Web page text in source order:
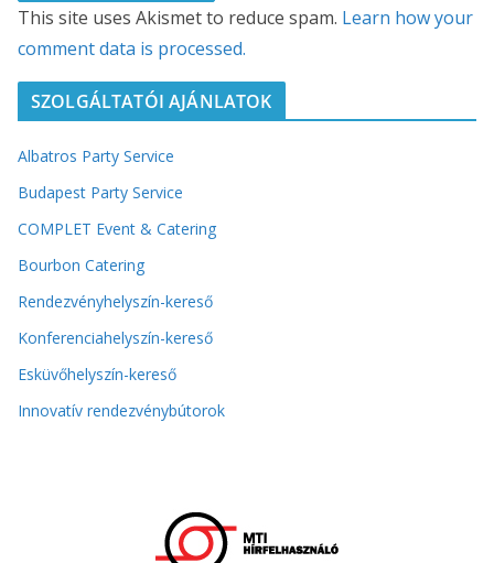
This site uses Akismet to reduce spam. Learn how your
comment data is processed.
SZOLGÁLTATÓI AJÁNLATOK
Albatros Party Service
Budapest Party Service
COMPLET Event & Catering
Bourbon Catering
Rendezvényhelyszín-kereső
Konferenciahelyszín-kereső
Esküvőhelyszín-kereső
Innovatív rendezvénybútorok